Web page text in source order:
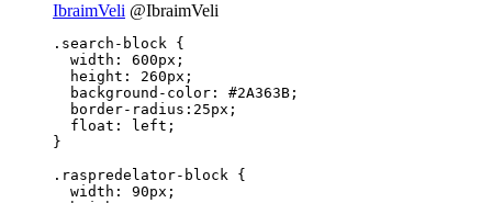
IbraimVeli @IbraimVeli
.search-block {
  width: 600px;
  height: 260px;
  background-color: #2A363B;
  border-radius:25px;
  float: left;
}
.raspredelator-block {
  width: 90px;